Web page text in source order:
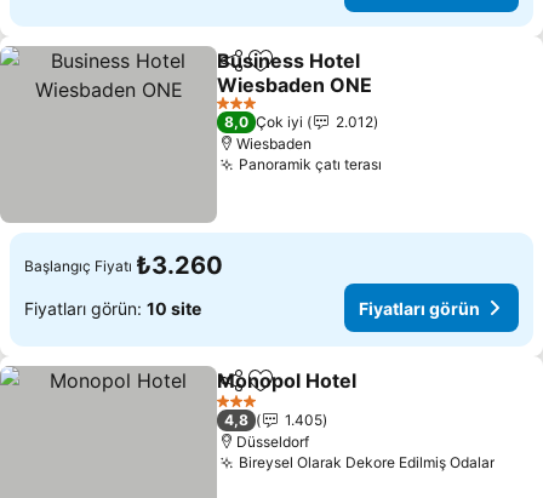
PaylaşFavorilerime ekle
Business Hotel
Wiesbaden ONE
Fiyatları görün
3 Yıldız
8,0 Çok iyi
2.012
Wiesbaden
Panoramik çatı terası
Başlangıç Fiyatı ₺3.260
Fiyatları görün: 10 site Fiyatları görün
PaylaşFavorilerime ekle
Monopol Hotel
3 Yıldız
4,8
1.405
Düsseldorf
Bireysel Olarak Dekore Edilmiş Odalar